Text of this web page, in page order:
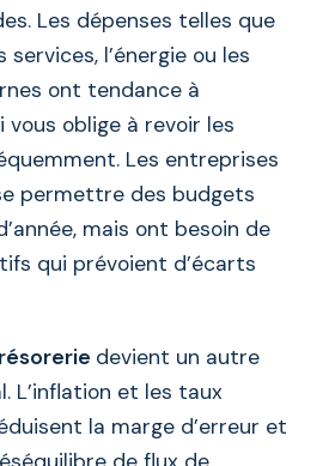
Les dépenses telles que
l’énergie ou les
ont tendance à
vous oblige à revoir les
Les entreprises
permettre des budgets
mais ont besoin de
qui prévoient d’écarts
devient un autre
L’inflation et les taux
la marge d’erreur et